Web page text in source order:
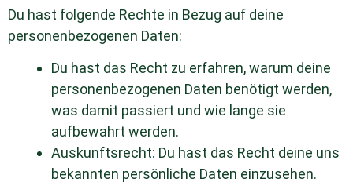
Du hast folgende Rechte in Bezug auf deine
personenbezogenen Daten:
Du hast das Recht zu erfahren, warum deine
personenbezogenen Daten benötigt werden,
was damit passiert und wie lange sie
aufbewahrt werden.
Auskunftsrecht: Du hast das Recht deine uns
bekannten persönliche Daten einzusehen.